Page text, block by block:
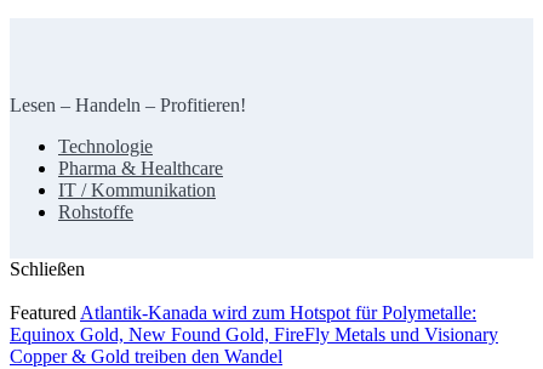
Lesen – Handeln – Profitieren!
Technologie
Pharma & Healthcare
IT / Kommunikation
Rohstoffe
Schließen
Featured Atlantik-Kanada wird zum Hotspot für Polymetalle:
Equinox Gold, New Found Gold, FireFly Metals und Visionary
Copper & Gold treiben den Wandel